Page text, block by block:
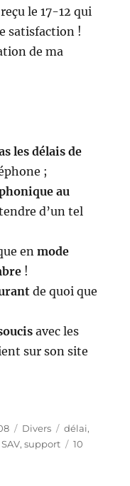
le 17-12 qui
satisfaction !
de ma
les délais de
;
au
d’un tel
enmode
!
de quoi que
avec les
sur son site
Catégories
Divers Étiquettes
délai,
SAV,support
10